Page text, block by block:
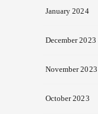
January 2024
December 2023
November 2023
October 2023